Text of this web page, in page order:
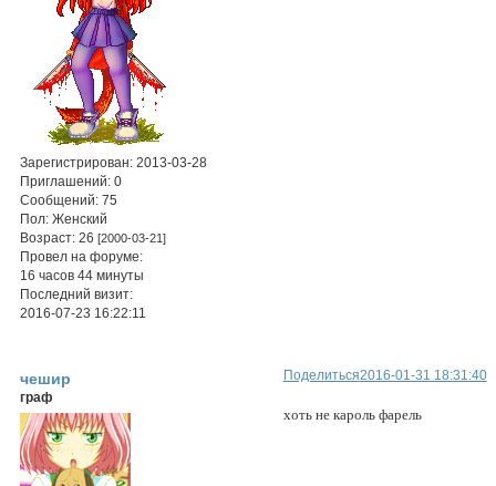
Зарегистрирован: 2013-03-28
Приглашений: 0
Сообщений: 75
Пол: Женский
Возраст: 26[2000-03-21]
Провел на форуме:
16 часов 44 минуты
Последний визит:
2016-07-23 16:22:11
Поделиться2016-01-31 18:31:40
чешир
граф
хоть не кароль фарель